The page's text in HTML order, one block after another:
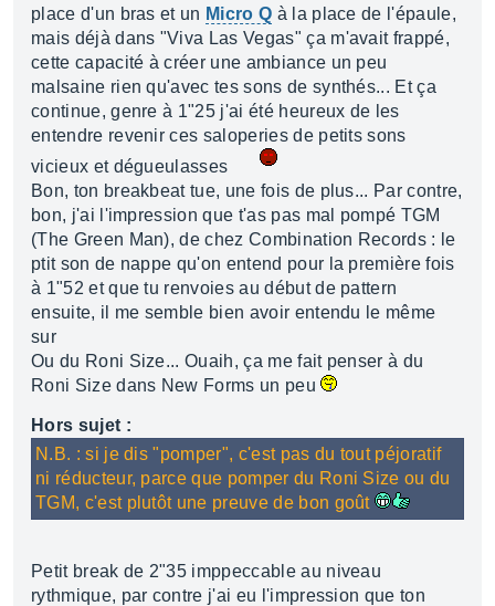
place d'un bras et un Micro Q à la place de l'épaule,
mais déjà dans "Viva Las Vegas" ça m'avait frappé,
cette capacité à créer une ambiance un peu
malsaine rien qu'avec tes sons de synthés... Et ça
continue, genre à 1"25 j'ai été heureux de les
entendre revenir ces saloperies de petits sons
vicieux et dégueulasses
Bon, ton breakbeat tue, une fois de plus... Par contre,
bon, j'ai l'impression que t'as pas mal pompé TGM
(The Green Man), de chez Combination Records : le
ptit son de nappe qu'on entend pour la première fois
à 1"52 et que tu renvoies au début de pattern
ensuite, il me semble bien avoir entendu le même
sur
Ou du Roni Size... Ouaih, ça me fait penser à du
Roni Size dans New Forms un peu
Hors sujet :
N.B. : si je dis "pomper", c'est pas du tout péjoratif
ni réducteur, parce que pomper du Roni Size ou du
TGM, c'est plutôt une preuve de bon goût
Petit break de 2"35 imppeccable au niveau
rythmique, par contre j'ai eu l'impression que ton